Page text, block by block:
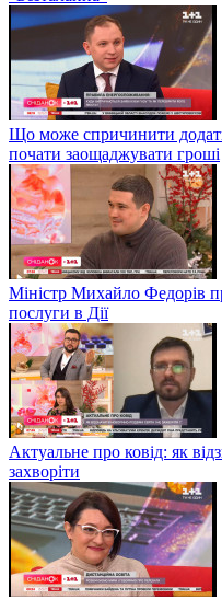
Що може спричинити
почати заощаджувати гроші
Міністр Михайло Федорів
послуги в Дії
Актуальне про ковід: як
захворіти